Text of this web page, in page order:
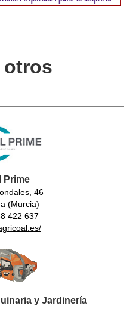
otros
Prime
46
(Murcia)
422 637
y Jardinería